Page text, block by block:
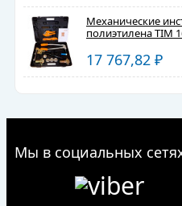
Механические
полиэтилена TIM
17 767,82 ₽
Мы в социальных